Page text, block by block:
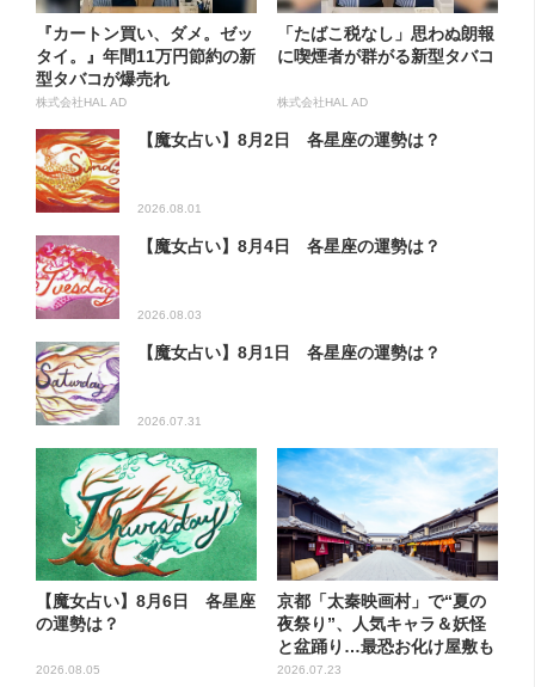
『カートン買い、ダメ。ゼッ
タイ。』年間11万円節約の新
型タバコが爆売れ
株式会社HAL AD
「たばこ税なし」思わぬ朗報
に喫煙者が群がる新型タバコ
株式会社HAL AD
【魔女占い】8月2日 各星座の運勢は？
2026.08.01
【魔女占い】8月4日 各星座の運勢は？
2026.08.03
【魔女占い】8月1日 各星座の運勢は？
2026.07.31
【魔女占い】8月6日 各星座
の運勢は？
2026.08.05
京都「太秦映画村」で“夏の
夜祭り”、人気キャラ＆妖怪
と盆踊り…最恐お化け屋敷も
リ...
2026.07.23